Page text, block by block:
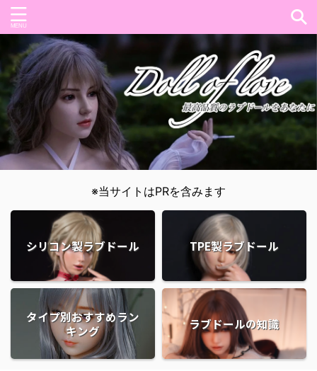
※当サイトはPRを含みます
シリコン製ラブドール TPE製ラブドール
タイプ別おすすめラン
キング
ラブドールの知識